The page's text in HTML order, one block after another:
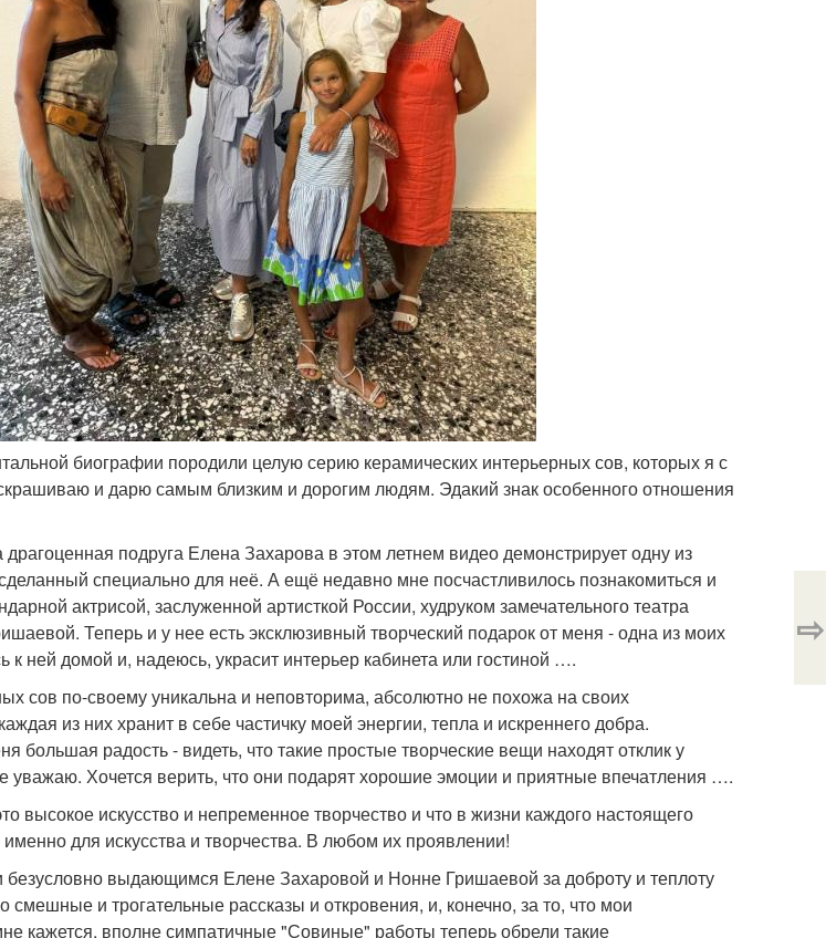
биографии породили целую серию керамических интерьерных сов, которых я с
и дарю самым близким и дорогим людям. Эдакий знак особенного отношения
подруга Елена Захарова в этом летнем видео демонстрирует одну из
специально для неё. А ещё недавно мне посчастливилось познакомиться и
актрисой, заслуженной артисткой России, худруком замечательного театра
Теперь и у нее есть эксклюзивный творческий подарок от меня - одна из моих
к ней домой и, надеюсь, украсит интерьер кабинета или гостиной ….
сов по-своему уникальна и неповторима, абсолютно не похожа на своих
из них хранит в себе частичку моей энергии, тепла и искреннего добра.
большая радость - видеть, что такие простые творческие вещи находят отклик у
уважаю. Хочется верить, что они подарят хорошие эмоции и приятные впечатления ….
высокое искусство и непременное творчество и что в жизни каждого настоящего
именно для искусства и творчества. В любом их проявлении!
выдающимся Елене Захаровой и Нонне Гришаевой за доброту и теплоту
смешные и трогательные рассказы и откровения, и, конечно, за то, что мои
кажется, вполне симпатичные "Совиные" работы теперь обрели такие
⇨